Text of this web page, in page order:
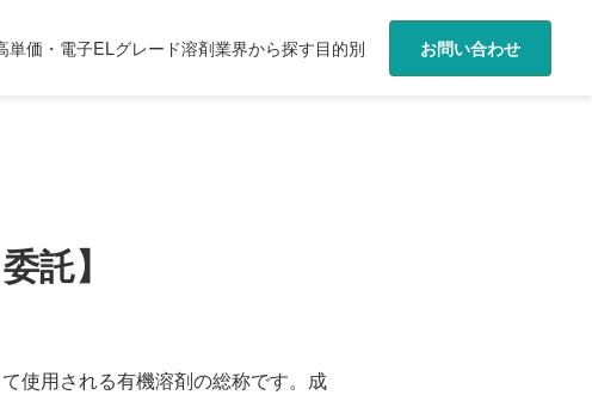
単価・電子ELグレード溶剤業界から探す目的別 お問い合わせ
託】
使用される有機溶剤の総称です。成